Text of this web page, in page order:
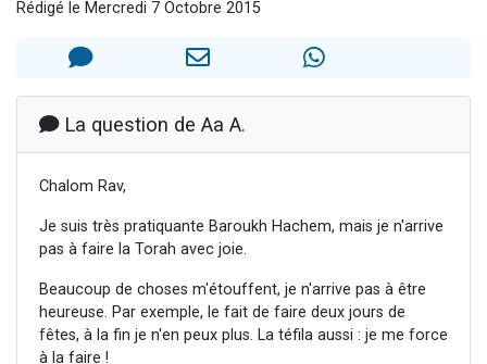
Il reste 49 places pour étudier en groupe sur Zoom
Eva vient de donner son Maasser
Rédigé le Mercredi 7 Octobre 2015
La question de Aa A.
Chalom Rav,
Je suis très pratiquante Baroukh Hachem, mais je n'arrive
pas à faire la Torah avec joie.
Beaucoup de choses m'étouffent, je n'arrive pas à être
heureuse. Par exemple, le fait de faire deux jours de
fêtes, à la fin je n'en peux plus. La téfila aussi : je me force
à la faire !